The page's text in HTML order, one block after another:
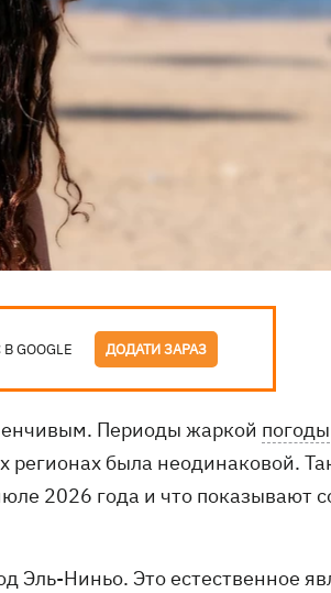
GOOGLE ДОДАТИ ЗАРАЗ
Периоды жаркой погоды
была неодинаковой.
2026 года и что показывают
Эль-Ниньо. Это естественное